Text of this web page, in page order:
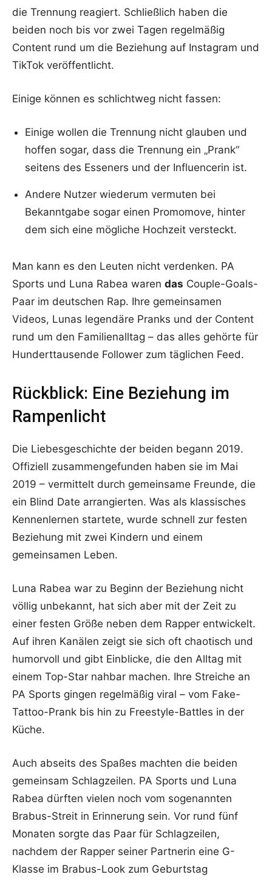
die Trennung reagiert. Schließlich haben die
beiden noch bis vor zwei Tagen regelmäßig
Content rund um die Beziehung auf Instagram und
TikTok veröffentlicht.
Einige können es schlichtweg nicht fassen:
Einige wollen die Trennung nicht glauben und
hoffen sogar, dass die Trennung ein „Prank“
seitens des Esseners und der Influencerin ist.
Andere Nutzer wiederum vermuten bei
Bekanntgabe sogar einen Promomove, hinter
dem sich eine mögliche Hochzeit versteckt.
Man kann es den Leuten nicht verdenken. PA
Sports und Luna Rabea waren das Couple-Goals-
Paar im deutschen Rap. Ihre gemeinsamen
Videos, Lunas legendäre Pranks und der Content
rund um den Familienalltag – das alles gehörte für
Hunderttausende Follower zum täglichen Feed.
Rückblick: Eine Beziehung im
Rampenlicht
Die Liebesgeschichte der beiden begann 2019.
Offiziell zusammengefunden haben sie im Mai
2019 – vermittelt durch gemeinsame Freunde, die
ein Blind Date arrangierten. Was als klassisches
Kennenlernen startete, wurde schnell zur festen
Beziehung mit zwei Kindern und einem
gemeinsamen Leben.
Luna Rabea war zu Beginn der Beziehung nicht
völlig unbekannt, hat sich aber mit der Zeit zu
einer festen Größe neben dem Rapper entwickelt.
Auf ihren Kanälen zeigt sie sich oft chaotisch und
humorvoll und gibt Einblicke, die den Alltag mit
einem Top-Star nahbar machen. Ihre Streiche an
PA Sports gingen regelmäßig viral – vom Fake-
Tattoo-Prank bis hin zu Freestyle-Battles in der
Küche.
Auch abseits des Spaßes machten die beiden
gemeinsam Schlagzeilen. PA Sports und Luna
Rabea dürften vielen noch vom sogenannten
Brabus-Streit in Erinnerung sein. Vor rund fünf
Monaten sorgte das Paar für Schlagzeilen,
nachdem der Rapper seiner Partnerin eine G-
Klasse im Brabus-Look zum Geburtstag